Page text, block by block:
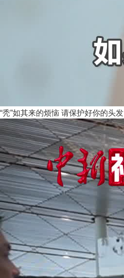
“秃”如其来的烦恼 请保护好你的头发